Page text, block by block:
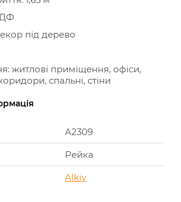
під дерево
житлові приміщення, офіси,
спальні, стіни
A2309
Рейка
Alkiv